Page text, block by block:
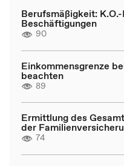
Berufsmäßigkeit:
Beschäftigungen
90
Einkommensgrenze
beachten
89
Ermittlung des
der
74